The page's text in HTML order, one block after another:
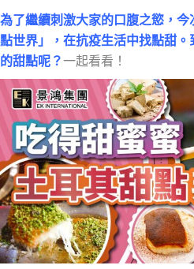
為了繼續刺激大家的口腹之慾，
點世界」，在抗疫生活中找點甜
的甜點呢 ？一起看看！